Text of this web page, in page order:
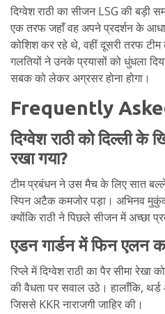
दिग्वेश राठी का सीजन LSG की बड़ी
एक तरफ जहाँ वह अपने प्रदर्शन के
कोशिश कर रहे थे, वहीं दूसरी तरफ
गलतियों ने उनके प्रयासों को धुंधला
सबक को लेकर अग्रसर होना होगा।
Frequently
दिग्वेश राठी को दिल्ली के
रखा गया?
टीम प्रबंधन ने उस मैच के लिए सात
स्पिन अटैक कमजोर पड़ा। अभिनव
क्योंकि राठी ने पिछले सीजन में अच्छा
एडन गार्डन में फिन एलन
रिप्ले में दिग्वेश राठी का पैर सीमा
की वैधता पर सवाल उठे। हालाँकि,
जिससे KKR नाराजगी जाहिर की।